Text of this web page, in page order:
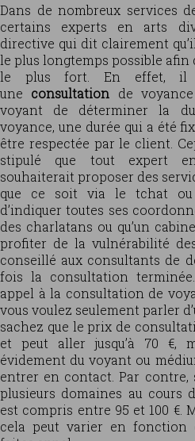
Dans de nombreux services
certains experts en arts
directive qui dit clairement
le plus longtemps possible
le plus fort. En effet, il
une consultation de
voyant de déterminer la
voyance, une durée qui a été
être respectée par le client.
stipulé que tout expert
souhaiterait proposer des
que ce soit via le tchat
d’indiquer toutes ses
des charlatans ou qu’un
profiter de la vulnérabilité
conseillé aux consultants de
fois la consultation
appel à la consultation de
vous voulez seulement parler
sachez que le prix de
et peut aller jusqu’à 70 €,
évidement du voyant ou
entrer en contact. Par contre,
plusieurs domaines au cours
est compris entre 95 et 100 €.
cela peut varier en fonction